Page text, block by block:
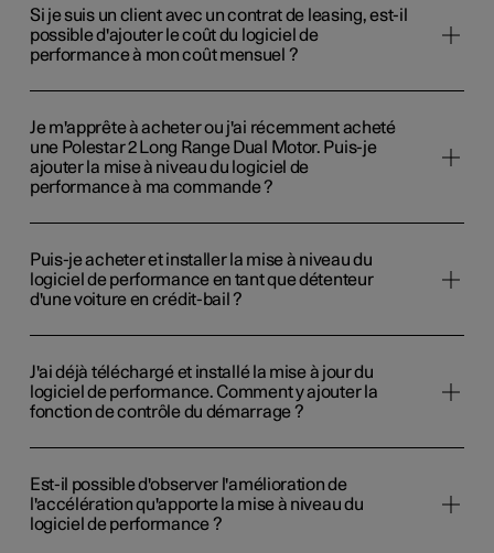
Si je suis un client avec un contrat de leasing, est-il
possible d'ajouter le coût du logiciel de
performance à mon coût mensuel ?
Je m'apprête à acheter ou j'ai récemment acheté
une Polestar 2 Long Range Dual Motor. Puis-je
ajouter la mise à niveau du logiciel de
performance à ma commande ?
Puis-je acheter et installer la mise à niveau du
logiciel de performance en tant que détenteur
d'une voiture en crédit-bail ?
J'ai déjà téléchargé et installé la mise à jour du
logiciel de performance. Comment y ajouter la
fonction de contrôle du démarrage ?
Est-il possible d'observer l'amélioration de
l'accélération qu'apporte la mise à niveau du
logiciel de performance ?